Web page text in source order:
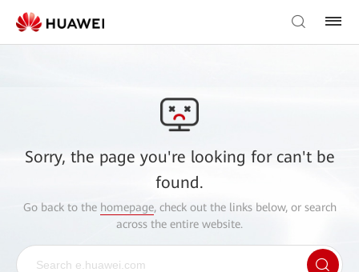
Sorry, the page you're looking for can't be
found.
Go back to the homepage, check out the links below, or search
across the entire website.